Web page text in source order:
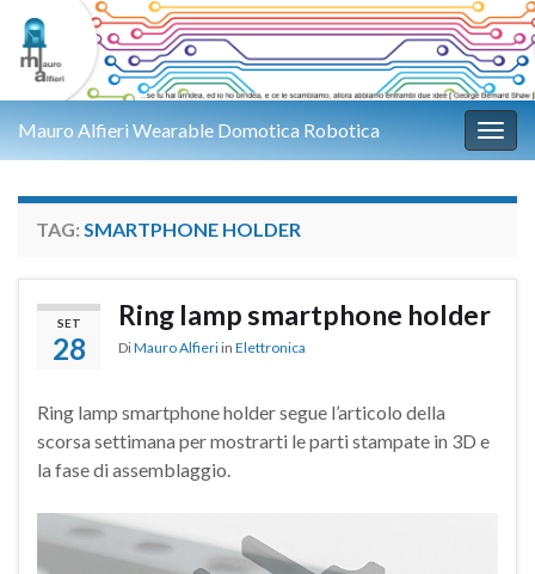
Mauro Alfieri Wearable Domotica Robotica
TAG: SMARTPHONE HOLDER
SET
28
Ring lamp smartphone holder
DiMauro Alfieri in Elettronica
Ring lamp smartphone holder segue l’articolo della
scorsa settimana per mostrarti le parti stampate in 3D e
la fase di assemblaggio.